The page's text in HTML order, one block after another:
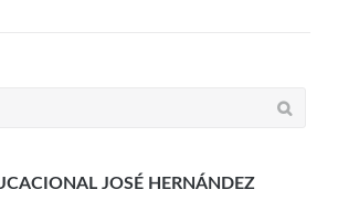
JOSÉ HERNÁNDEZ